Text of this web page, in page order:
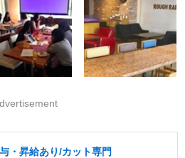
・昇給あり/カット専門